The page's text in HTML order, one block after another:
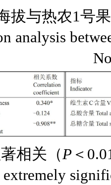
拔与热农1号
analysis
相关（P ＜